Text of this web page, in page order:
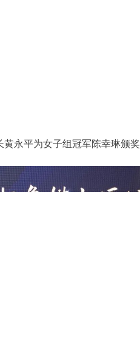
黄永平为女子组冠军陈幸琳颁奖